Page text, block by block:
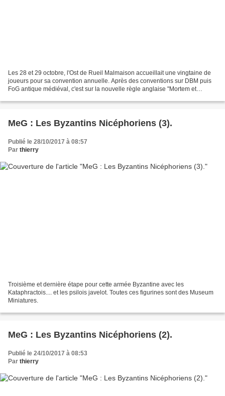
Les 28 et 29 octobre, l'Ost de Rueil Malmaison accueillait une vingtaine de
joueurs pour sa convention annuelle. Après des conventions sur DBM puis
FoG antique médiéval, c'est sur la nouvelle règle anglaise "Mortem et
MeG : Les Byzantins Nicéphoriens (3).
Publié le 28/10/2017 à 08:57
Par thierry
Troisième et dernière étape pour cette armée Byzantine avec les
Kataphractois.... et les psilois javelot. Toutes ces figurines sont des Museum
Miniatures.
MeG : Les Byzantins Nicéphoriens (2).
Publié le 24/10/2017 à 08:53
Par thierry